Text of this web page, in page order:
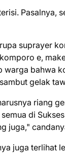
Pasalnya,
suprayer
e,
bahwa
gelak
riang
di
juga,"
juga terlihat